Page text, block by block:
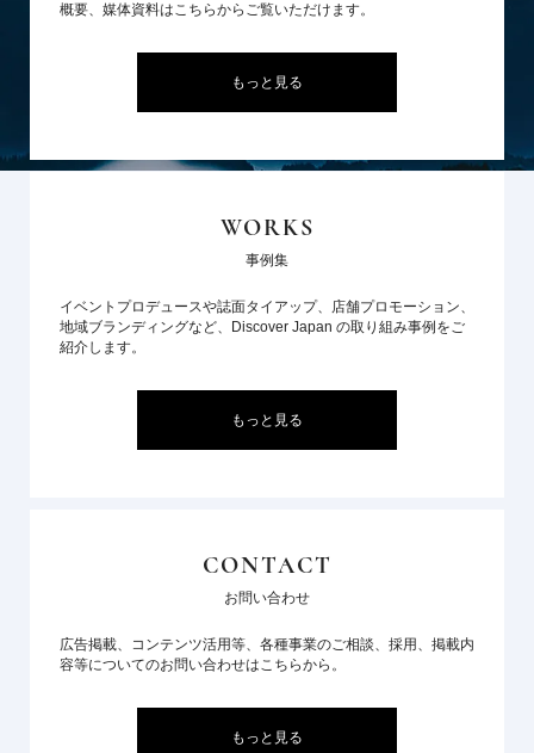
概要、媒体資料はこちらからご覧いただけます。
もっと見る
WORKS
事例集
イベントプロデュースや誌面タイアップ、店舗プロモーション、
地域ブランディングなど、Discover Japan の取り組み事例をご
紹介します。
もっと見る
CONTACT
お問い合わせ
広告掲載、コンテンツ活用等、各種事業のご相談、採用、掲載内
容等についてのお問い合わせはこちらから。
もっと見る